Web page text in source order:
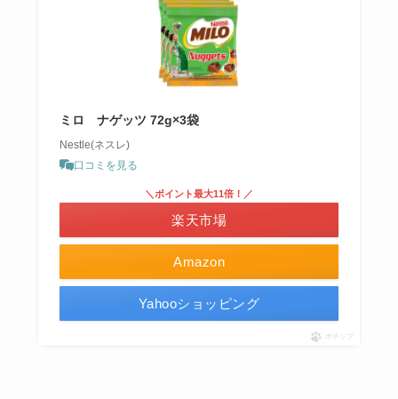
ミロ ナゲッツ 72g×3袋
Nestle(ネスレ)
口コミを見る
Amazon
＼ポイント最大11倍！／
楽天市場
Yahooショッピング
ポチップ